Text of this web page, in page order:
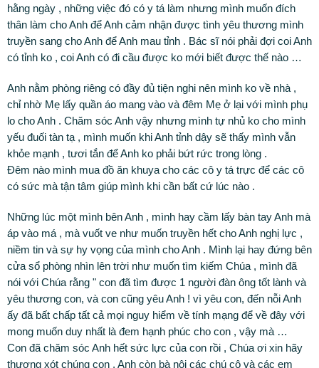
hằng ngày , những việc đó có y tá làm nhưng mình muốn đích
thân làm cho Anh để Anh cảm nhận được tình yêu thương mình
truyền sang cho Anh để Anh mau tỉnh . Bác sĩ nói phải đợi coi Anh
có tỉnh ko , coi Anh có đi cầu được ko mới biết được thế nào …
Anh nằm phòng riêng có đầy đủ tiện nghi nên mình ko về nhà ,
chỉ nhờ Mẹ lấy quần áo mang vào và đêm Mẹ ở lại với mình phụ
lo cho Anh . Chăm sóc Anh vậy nhưng mình tự nhủ ko cho mình
yếu đuối tàn tạ , mình muốn khi Anh tỉnh dậy sẽ thấy mình vẫn
khỏe mạnh , tươi tắn để Anh ko phải bứt rức trong lòng .
Đêm nào mình mua đồ ăn khuya cho các cô y tá trực để các cô
có sức mà tận tâm giúp mình khi cần bất cứ lúc nào .
Những lúc một mình bên Anh , mình hay cầm lấy bàn tay Anh mà
áp vào má , mà vuốt ve như muốn truyền hết cho Anh nghị lực ,
niềm tin và sự hy vọng của mình cho Anh . Mình lại hay đứng bên
cửa sổ phòng nhìn lên trời như muốn tìm kiếm Chúa , mình đã
nói với Chúa rằng " con đã tìm được 1 người đàn ông tốt lành và
yêu thương con, và con cũng yêu Anh ! vì yêu con, đến nỗi Anh
ấy đã bất chấp tất cả mọi nguy hiểm về tính mạng để về đây với
mong muốn duy nhất là đem hạnh phúc cho con , vậy mà …
Con đã chăm sóc Anh hết sức lực của con rồi , Chúa ơi xin hãy
thương xót chúng con , Anh còn bà nội các chú cô và các em